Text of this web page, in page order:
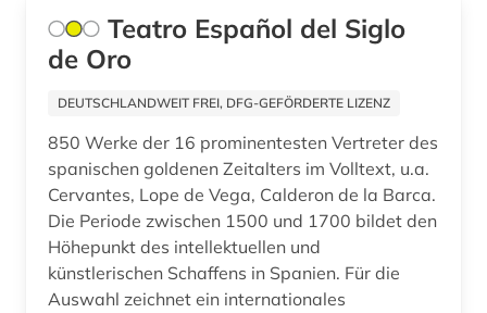
italia (1)
judenspanisch (1)
jüdische studien (1)
kanarische inseln (1)
karibik (2)
Italien (11)
Japan (1)
Korea (1)
Lettland (1)
Luxemburg (1)
Malta (2)
Teatro Español del Siglo
de Oro
DEUTSCHLANDWEIT FREI, DFG-GEFÖRDERTE LIZENZ
850 Werke der 16 prominentesten Vertreter des
spanischen goldenen Zeitalters im Volltext, u.a.
Cervantes, Lope de Vega, Calderon de la Barca.
Die Periode zwischen 1500 und 1700 bildet den
Höhepunkt des intellektuellen und
künstlerischen Schaffens in Spanien. Für die
Auswahl zeichnet ein internationales